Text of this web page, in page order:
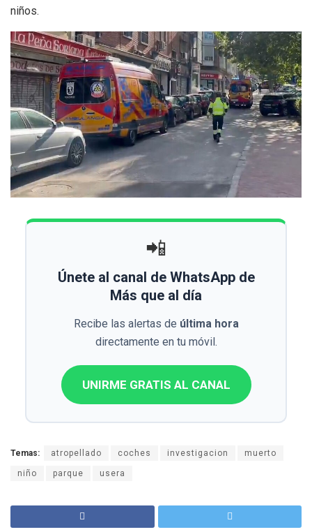
niños.
📲
Únete al canal de WhatsApp de
Más que al día
Recibe las alertas de última hora
directamente en tu móvil.
UNIRME GRATIS AL CANAL
Temas: atropellado coches investigacion muerto
niño parque usera